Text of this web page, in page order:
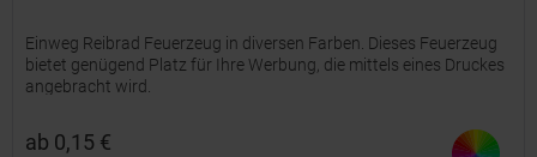
Einweg Reibrad Feuerzeug in diversen Farben. Dieses Feuerzeug
bietet genügend Platz für Ihre Werbung, die mittels eines Druckes
angebracht wird.
ab 0,15 €